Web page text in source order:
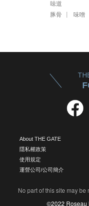
味道
豚骨
味噌
About THE GATE
隱私權政策
使用規定
運營公司/公司簡介
No part of this site may
©2022 Roseau